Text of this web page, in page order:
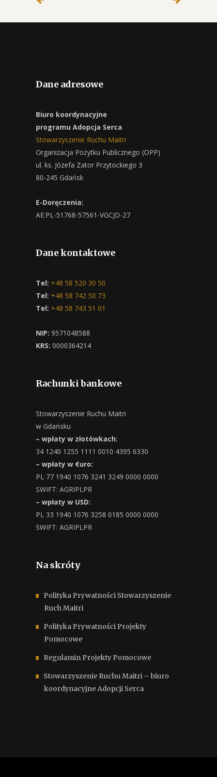
Dane adresowe
Biuro koordynacyjne
programu Adopcja Serca
Stowarzyszenie Ruchu Maitri
Organizacja Pożytku Publicznego (OPP)
ul. ks. Józefa Zator Przytockiego 3
80-245 Gdańsk
E-Doręczenia:
AE:PL-51768-57561-VGCJD-27
Dane kontaktowe
Tel: +48 58 520 30 50
Tel: +48 58 742 50 73
Tel: +48 58 743 51 01
NIP: 9571048588
KRS: 0000364214
Rachunki bankowe
Stowarzyszenie Ruchu Maitri
w Gdańsku
– wpłaty w złotówkach:
34 1240 1255 1111 0010 4395 6330
– wpłaty w €uro:
PL 77 1940 1076 3241 3249 0000 0000
SWIFT: AGRIPLPR
– wpłaty w USD:
PL 33 1940 1076 3258 0185 0000 0000
SWIFT: AGRIPLPR
Na skróty
Polityka Prywatności Stowarzyszenie
Ruch Maitri
Polityka Prywatności Projekty
Pomocowe
Regulamin Projekty Pomocowe
Stowarzyszenie Ruchu Maitri – biuro
koordynacyjne Adopcji Serca